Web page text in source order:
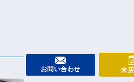
お問い合わせ 来